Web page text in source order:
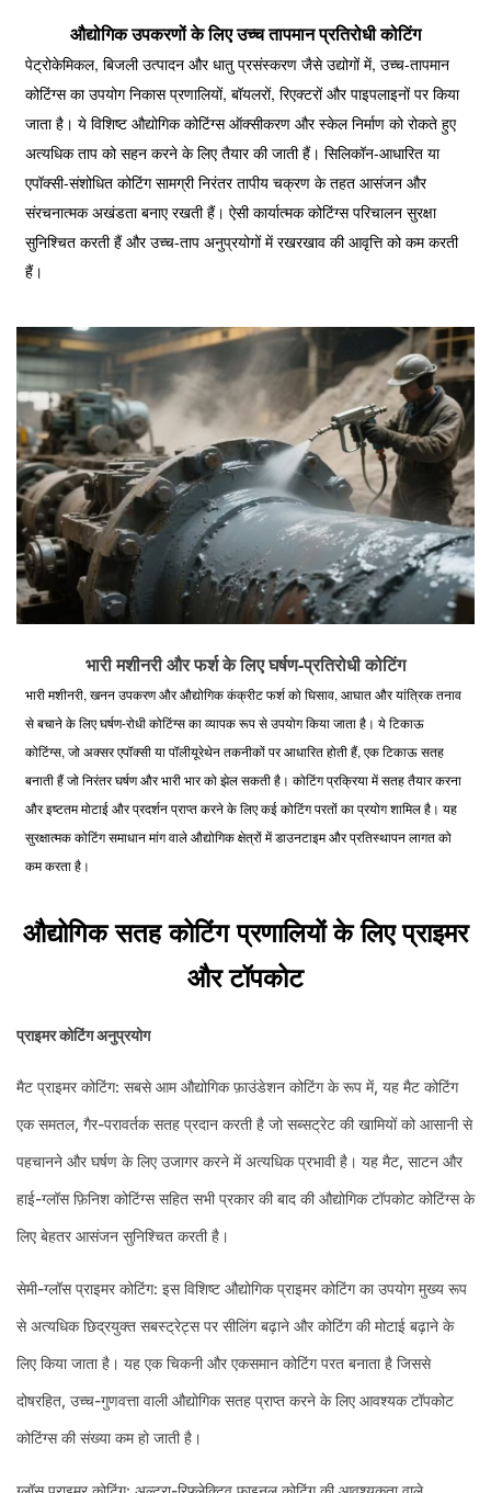
औद्योगिक उपकरणों के लिए उच्च तापमान प्रतिरोधी कोटिंग
पेट्रोकेमिकल, बिजली उत्पादन और धातु प्रसंस्करण जैसे उद्योगों में, उच्च-तापमान
कोटिंग्स का उपयोग निकास प्रणालियों, बॉयलरों, रिएक्टरों और पाइपलाइनों पर किया
जाता है। ये विशिष्ट औद्योगिक कोटिंग्स ऑक्सीकरण और स्केल निर्माण को रोकते हुए
अत्यधिक ताप को सहन करने के लिए तैयार की जाती हैं। सिलिकॉन-आधारित या
एपॉक्सी-संशोधित कोटिंग सामग्री निरंतर तापीय चक्रण के तहत आसंजन और
संरचनात्मक अखंडता बनाए रखती हैं। ऐसी कार्यात्मक कोटिंग्स परिचालन सुरक्षा
सुनिश्चित करती हैं और उच्च-ताप ​​अनुप्रयोगों में रखरखाव की आवृत्ति को कम करती
हैं।
भारी मशीनरी और फर्श के लिए घर्षण-प्रतिरोधी कोटिंग
भारी मशीनरी, खनन उपकरण और औद्योगिक कंक्रीट फर्श को घिसाव, आघात और यांत्रिक तनाव
से बचाने के लिए घर्षण-रोधी कोटिंग्स का व्यापक रूप से उपयोग किया जाता है। ये टिकाऊ
कोटिंग्स, जो अक्सर एपॉक्सी या पॉलीयूरेथेन तकनीकों पर आधारित होती हैं, एक टिकाऊ सतह
बनाती हैं जो निरंतर घर्षण और भारी भार को झेल सकती है। कोटिंग प्रक्रिया में सतह तैयार करना
और इष्टतम मोटाई और प्रदर्शन प्राप्त करने के लिए कई कोटिंग परतों का प्रयोग शामिल है। यह
सुरक्षात्मक कोटिंग समाधान मांग वाले औद्योगिक क्षेत्रों में डाउनटाइम और प्रतिस्थापन लागत को
कम करता है।
औद्योगिक सतह कोटिंग प्रणालियों के लिए प्राइमर
और टॉपकोट
प्राइमर कोटिंग अनुप्रयोग
मैट प्राइमर कोटिंग: सबसे आम औद्योगिक फ़ाउंडेशन कोटिंग के रूप में, यह मैट कोटिंग
एक समतल, गैर-परावर्तक सतह प्रदान करती है जो सब्सट्रेट की खामियों को आसानी से
पहचानने और घर्षण के लिए उजागर करने में अत्यधिक प्रभावी है। यह मैट, साटन और
हाई-ग्लॉस फ़िनिश कोटिंग्स सहित सभी प्रकार की बाद की औद्योगिक टॉपकोट कोटिंग्स के
लिए बेहतर आसंजन सुनिश्चित करती है।
सेमी-ग्लॉस प्राइमर कोटिंग: इस विशिष्ट औद्योगिक प्राइमर कोटिंग का उपयोग मुख्य रूप
से अत्यधिक छिद्रयुक्त सबस्ट्रेट्स पर सीलिंग बढ़ाने और कोटिंग की मोटाई बढ़ाने के
लिए किया जाता है। यह एक चिकनी और एकसमान कोटिंग परत बनाता है जिससे
दोषरहित, उच्च-गुणवत्ता वाली औद्योगिक सतह प्राप्त करने के लिए आवश्यक टॉपकोट
कोटिंग्स की संख्या कम हो जाती है।